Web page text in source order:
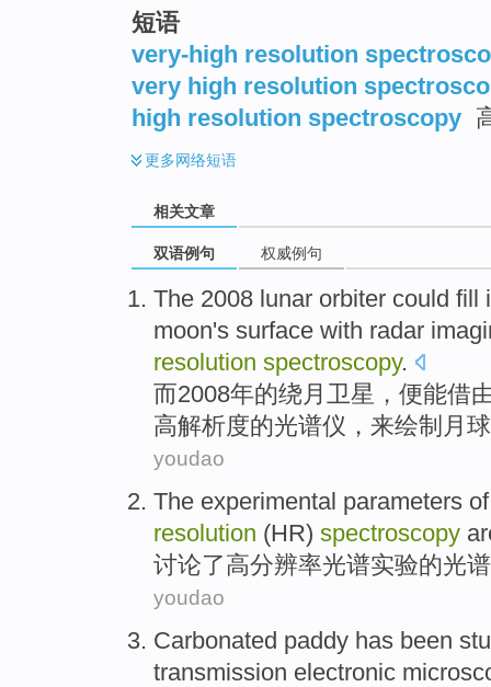
短语
very-high resolution
very high resolution
high resolution spectroscopy
更多网络短语
相关文章
双语例句 权威例句
The 2008 lunar orbiter could fill
moon's surface with radar
resolution spectroscopy.
而2008年的绕月 卫星 ，便能借
高解析度的光谱仪 ， 来绘制 月球
youdao
The experimental parameters of
resolution (HR) spectroscopy
讨论了高分辨率光谱实验的光
youdao
Carbonated paddy has been
transmission electronic